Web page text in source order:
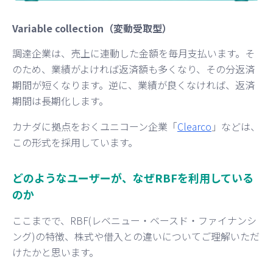
Variable collection（変動受取型）
調達企業は、売上に連動した金額を毎月支払います。そ
のため、業績がよければ返済額も多くなり、その分返済
期間が短くなります。逆に、業績が良くなければ、返済
期間は長期化します。
カナダに拠点をおくユニコーン企業「Clearco 」などは、
この形式を採用しています。
どのようなユーザーが、なぜRBFを利用している
のか
ここまでで、RBF(レベニュー・ベースド・ファイナンシ
ング)の特徴、株式や借入との違いについてご理解いただ
けたかと思います。